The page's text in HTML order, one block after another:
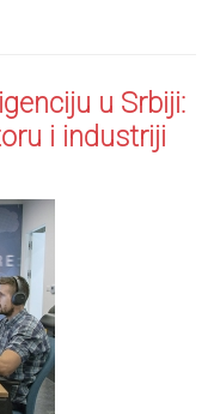
u Srbiji:
i industriji